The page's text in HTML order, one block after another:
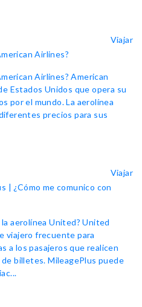
Viajar
Airlines?
Airlines? American
Estados Unidos que opera su
por el mundo. La aerolínea
precios para sus
Viajar
| ¿Cómo me comunico con
aerolínea United? United
viajero frecuente para
a los pasajeros que realicen
billetes. MileagePlus puede